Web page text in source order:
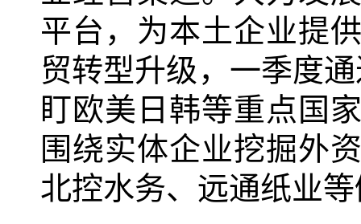
平台，为本土企业提
贸转型升级，一季度
盯欧美日韩等重点国
围绕实体企业挖掘外
北控水务、远通纸业